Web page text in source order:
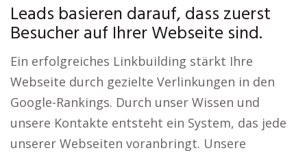
Leads basieren darauf, dass zuerst
Besucher auf Ihrer Webseite sind.
Ein erfolgreiches Linkbuilding stärkt Ihre
Webseite durch gezielte Verlinkungen in den
Google-Rankings. Durch unser Wissen und
unsere Kontakte entsteht ein System, das jede
unserer Webseiten voranbringt. Unsere